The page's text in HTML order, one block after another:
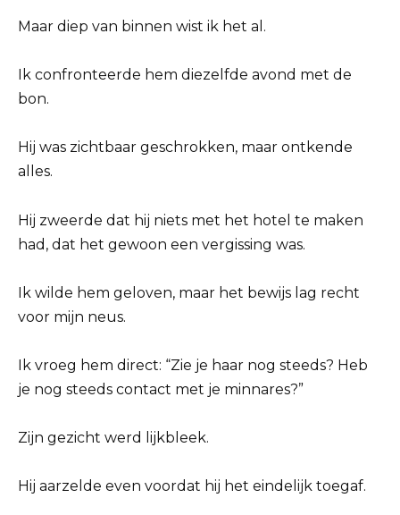
Maar diep van binnen wist ik het al.
Ik confronteerde hem diezelfde avond met de
bon.
Hij was zichtbaar geschrokken, maar ontkende
alles.
Hij zweerde dat hij niets met het hotel te maken
had, dat het gewoon een vergissing was.
Ik wilde hem geloven, maar het bewijs lag recht
voor mijn neus.
Ik vroeg hem direct: “Zie je haar nog steeds? Heb
je nog steeds contact met je minnares?”
Zijn gezicht werd lijkbleek.
Hij aarzelde even voordat hij het eindelijk toegaf.